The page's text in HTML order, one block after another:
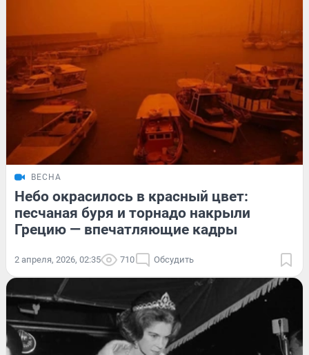
ВЕСНА
Небо окрасилось в красный цвет:
песчаная буря и торнадо накрыли
Грецию — впечатляющие кадры
2 апреля, 2026, 02:35 710 Обсудить